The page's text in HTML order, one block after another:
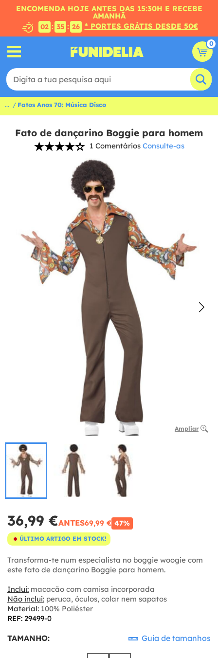
ENCOMENDA HOJE ANTES DAS 15:30H E RECEBE
AMANHÃ
02 : 35 : 25 * PORTES GRÁTIS DESDE 50€
0
... Fatos Anos 70: Música Disco
Fato de dançarino Boggie para homem
1 Comentários Consulte-as
Ampliar
36,99 €ANTES69,99 € 47%
ÚLTIMO ARTIGO EM STOCK!
Transforma-te num especialista no boggie woogie com
este fato de dançarino Boggie para homem.
Inclui: macacão com camisa incorporada
Não inclui: peruca, óculos, colar nem sapatos
Material: 100% Poliéster
REF: 29499-0
TAMANHO: Guia de tamanhos